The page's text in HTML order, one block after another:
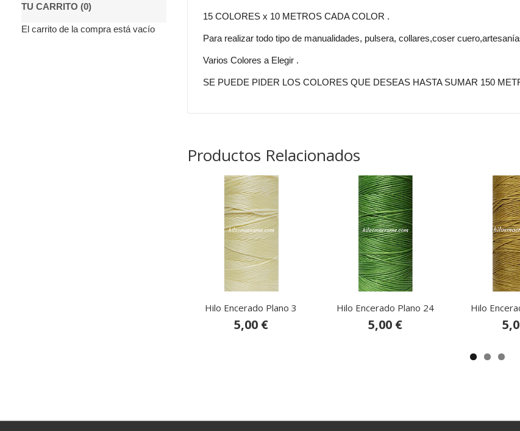
TU CARRITO (0)
El carrito de la compra está vacío
15 COLORES x 10 METROS CADA COLOR .
Para realizar todo tipo de manualidades, pulsera, collares,coser
Varios Colores a Elegir .
SE PUEDE PIDER LOS COLORES QUE DESEAS HASTA SUMAR 150
Productos Relacionados
Hilo Encerado Plano 3
5,00 €
Hilo Encerado Plano 24
5,00 €
Hilo